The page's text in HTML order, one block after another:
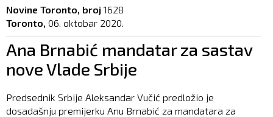
Novine Toronto, broj 1628
Toronto, 06. oktobar 2020.
Ana Brnabić mandatar za sastav
nove Vlade Srbije
Predsednik Srbije Aleksandar Vučić predložio je
dosadašnju premijerku Anu Brnabić za mandatara za